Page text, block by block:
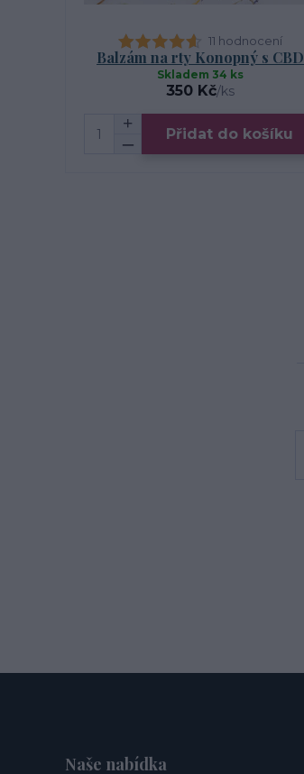
11 hodnocení
Balzám na rty Konopný s CBD
350 Kč/ks
Skladem 34 ks
Přidat do košíku
Naše nabídka